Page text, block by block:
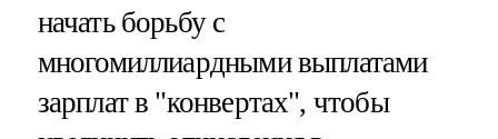
начать борьбу с
многомиллиардными выплатами
зарплат в "конвертах", чтобы